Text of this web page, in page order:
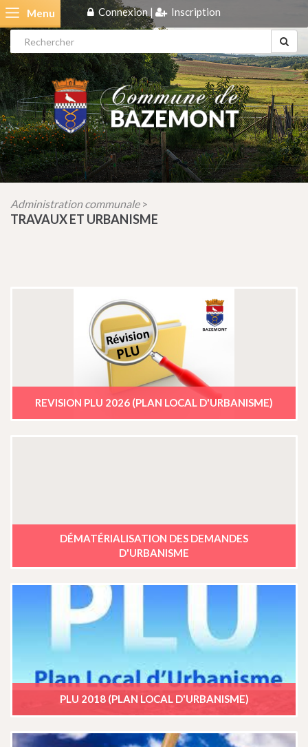
Menu Connexion | Inscription
Administration communale>
TRAVAUX ET URBANISME
REVISION PLU 2026 (PLAN LOCAL D'URBANISME)
DÉMATÉRIALISATION DES DEMANDES
D'URBANISME
PLU 2018 (PLAN LOCAL D'URBANISME)